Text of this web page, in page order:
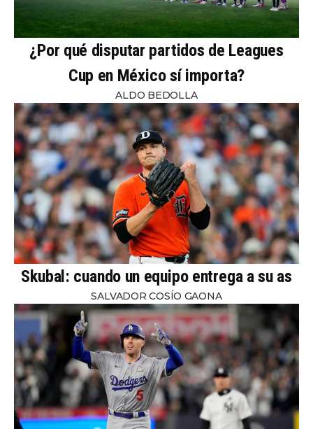
¿Por qué disputar partidos de Leagues
Cup en México sí importa?
ALDO BEDOLLA
Skubal: cuando un equipo entrega a su as
SALVADOR COSÍO GAONA